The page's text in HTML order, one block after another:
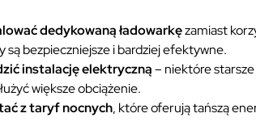
dedykowaną ładowarkęzamiast
są bezpieczniejsze i bardziej efektywne.
instalację elektryczną– niektóre
większe obciążenie.
z taryf nocnych, które oferują tańszą